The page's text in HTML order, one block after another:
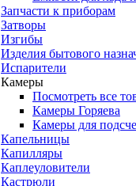
Запчасти к приборам
Затворы
Изгибы
Изделия бытового
Испарители
Камеры
Посмотреть все
Камеры Горяева
Камеры для
Капельницы
Капилляры
Каплеуловители
Кастрюли